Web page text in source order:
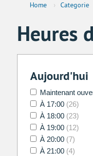
Home › Categorie
Heures
Aujourd'hui
Maintenant
À 17:00 (26)
À 18:00 (23)
À 19:00 (12)
À 20:00 (7)
À 21:00 (4)